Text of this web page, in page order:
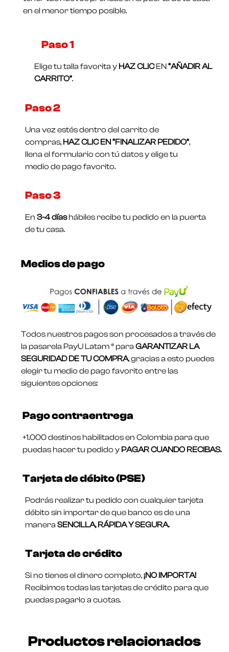
en el menor tiempo posible.
Paso 1​
Elige tu talla favorita y HAZ CLICEN “AÑADIR AL
CARRITO”.
Paso 2
Una vez estés dentro del carrito de
compras, HAZ CLIC EN “FINALIZAR PEDIDO”,
llena el formulario con tú datos y elige tu
medio de pago favorito.
Paso 3
En3-4 díashábiles recibe tu pedido en la puerta
de tu casa.
Medios de pago
Todos nuestros pagos son procesados a través de
la pasarela PayU Latam ® para GARANTIZAR LA
SEGURIDAD DE TU COMPRA, gracias a esto puedes
elegir tu medio de pago favorito entre las
siguientes opciones:
Pago contraentrega
+1.000 destinos habilitados en Colombia para que
puedas hacer tu pedido y PAGAR CUANDO RECIBAS.
Tarjeta de débito (PSE)
Podrás realizar tu pedido con cualquier tarjeta
débito sin importar de que banco es de una
manera SENCILLA, RÁPIDA Y SEGURA.
Tarjeta de crédito
Si no tienes el dinero completo,¡NO IMPORTA!
Recibimos todas las tarjetas de crédito para que
puedas pagarlo a cuotas.
Productos relacionados